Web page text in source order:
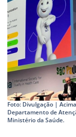
Foto: Divulgação |
Departamento de
Ministério da Saúde.